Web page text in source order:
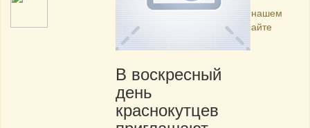
В воскресный
день
краснокутцев
На нашем
сайте